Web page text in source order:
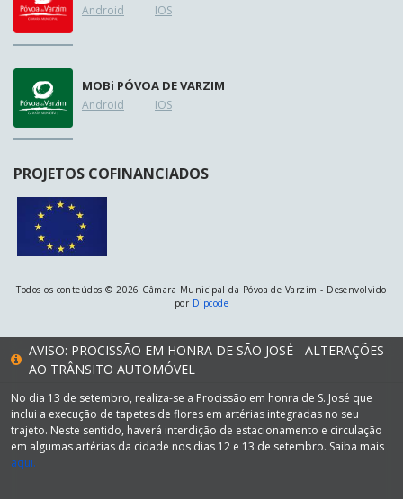
Android IOS
MOBi PÓVOA DE VARZIM
Android IOS
PROJETOS COFINANCIADOS
Todos os conteúdos © 2026 Câmara Municipal da Póvoa de Varzim - Desenvolvido
por Dipcode
AVISO: PROCISSÃO EM HONRA DE SÃO JOSÉ - ALTERAÇÕES
AO TRÂNSITO AUTOMÓVEL
No dia 13 de setembro, realiza-se a Procissão em honra de S. José que
inclui a execução de tapetes de flores em artérias integradas no seu
trajeto. Neste sentido, haverá interdição de estacionamento e circulação
em algumas artérias da cidade nos dias 12 e 13 de setembro. Saiba mais
aqui.